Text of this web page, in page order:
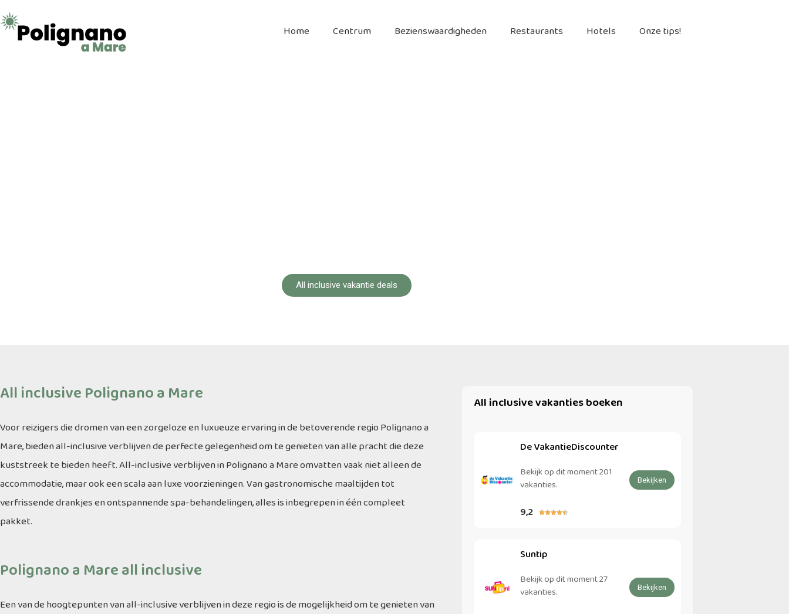
Home Centrum Bezienswaardigheden Restaurants Hotels Onze tips!
All inclusive vakantie deals
All inclusive Polignano a Mare
Voor reizigers die dromen van een zorgeloze en luxueuze ervaring in de betoverende regio Polignano a
Mare, bieden all-inclusive verblijven de perfecte gelegenheid om te genieten van alle pracht die deze
kuststreek te bieden heeft. All-inclusive verblijven in Polignano a Mare omvatten vaak niet alleen de
accommodatie, maar ook een scala aan luxe voorzieningen. Van gastronomische maaltijden tot
verfrissende drankjes en ontspannende spa-behandelingen, alles is inbegrepen in één compleet
pakket.
Polignano a Mare all inclusive
Een van de hoogtepunten van all-inclusive verblijven in deze regio is de mogelijkheid om te genieten van
All inclusive vakanties boeken
De VakantieDiscounter
Bekijk op dit moment 201
vakanties.
9,2 
Bekijken
Suntip
Bekijk op dit moment 27
vakanties.
Bekijken